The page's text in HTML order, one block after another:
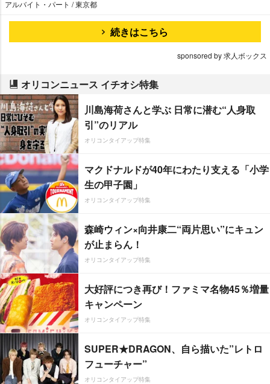
アルバイト・パート / 東京都
続きはこちら
sponsored by 求人ボックス
オリコンニュース イチオシ特集
川島海荷さんと学ぶ 日常に潜む“人身取
引”のリアル
オリコンタイアップ特集
マクドナルドが40年にわたり支える「小学
生の甲子園」
オリコンタイアップ特集
森崎ウィン×向井康二“両片思い”にキュン
が止まらん！
オリコンタイアップ特集
大好評につき再び！ファミマ名物45％増量
キャンペーン
オリコンタイアップ特集
SUPER★DRAGON、自ら描いた”レトロ
フューチャー”
オリコンタイアップ特集